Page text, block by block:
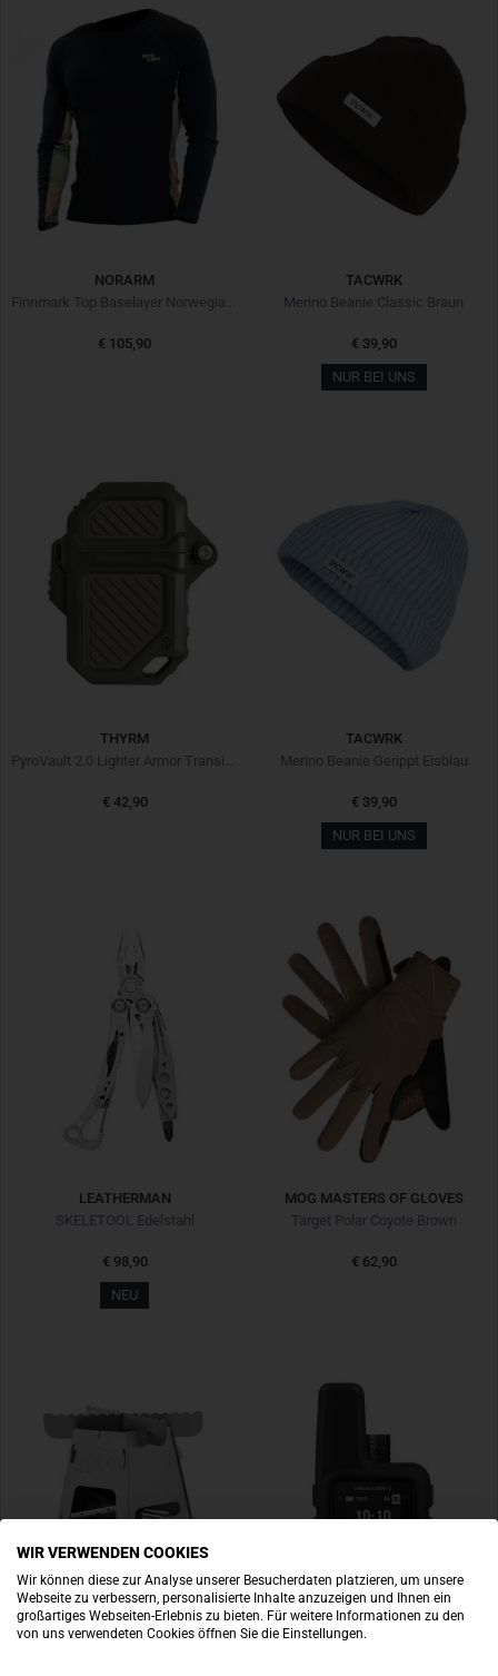
NORARM
Finnmark Top Baselayer Norwegian Woodland
€ 105,90
TACWRK
Merino Beanie Classic Braun
€ 39,90
NUR BEI UNS
THYRM
PyroVault 2.0 Lighter Armor Transitional MC
€ 42,90
TACWRK
Merino Beanie Gerippt Eisblau
€ 39,90
NUR BEI UNS
LEATHERMAN
SKELETOOL Edelstahl
€ 98,90
NEU
MOG MASTERS OF GLOVES
Target Polar Coyote Brown
€ 62,90
WIR VERWENDEN COOKIES
Wir können diese zur Analyse unserer Besucherdaten platzieren, um unsere
Webseite zu verbessern, personalisierte Inhalte anzuzeigen und Ihnen ein
großartiges Webseiten-Erlebnis zu bieten. Für weitere Informationen zu den
von uns verwendeten Cookies öffnen Sie die Einstellungen.